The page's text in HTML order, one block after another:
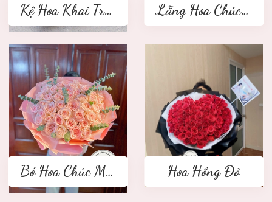
Kệ Hoa Khai Trương 2 tầng Lẵng Hoa Chúc Mừng
Bó Hoa Chúc Mừng Hoa Hồng Đỏ